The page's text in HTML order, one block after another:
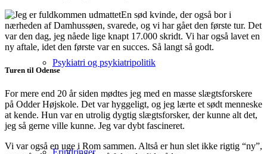
Psykiatri og psykiatripolitik
Erindringer
En sød kvinde, der også bor i
nærheden af Damhussøen, svarede, og vi har gået den første tur. Det
var den dag, jeg nåede lige knapt 17.000 skridt. Vi har også lavet en
ny aftale, idet den første var en succes. Så langt så godt.
Turen til Odense
For mere end 20 år siden mødtes jeg med en masse slægtsforskere
på Odder Højskole. Det var hyggeligt, og jeg lærte et sødt menneske
at kende. Hun var en utrolig dygtig slægtsforsker, der kunne alt det,
jeg så gerne ville kunne. Jeg var dybt fascineret.
Vi var også en uge i Rom sammen. Altså er hun slet ikke rigtig “ny”,